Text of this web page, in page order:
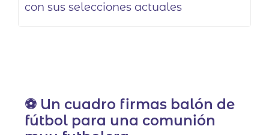
con sus selecciones actuales
⚽ Un cuadro firmas balón de
fútbol para una comunión